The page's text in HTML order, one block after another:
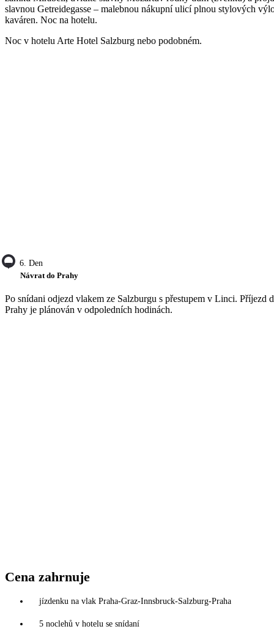
slavnou Getreidegasse – malebnou nákupní ulicí plnou stylových
kaváren. Noc na hotelu.
Noc v hotelu Arte Hotel Salzburg nebo podobném.
6. Den
Návrat do Prahy
Po snídani odjezd vlakem ze Salzburgu s přestupem v Linci. Příjezd
Prahy je plánován v odpoledních hodinách.
Cena zahrnuje
jízdenku na vlak Praha-Graz-Innsbruck-Salzburg-Praha
5 noclehů v hotelu se snídaní